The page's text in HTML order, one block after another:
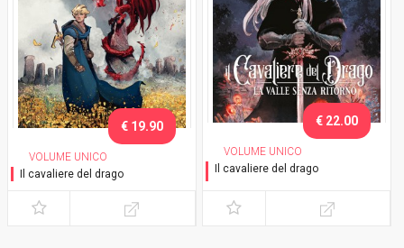
VOLUME UNICO
Il cavaliere del drago
€ 19.90
VOLUME UNICO
Il cavaliere del drago
€ 22.00